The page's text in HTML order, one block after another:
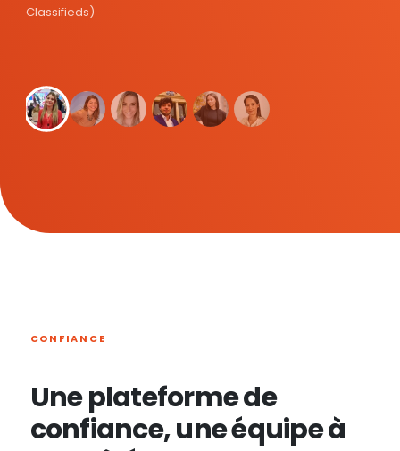
Classifieds)
CONFIANCE
Une plateforme de
confiance, une équipe à